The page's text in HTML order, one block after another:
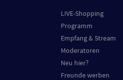
LIVE-Shopping
Programm
Empfang & Stream
Moderatoren
Neu hier?
Freunde werben